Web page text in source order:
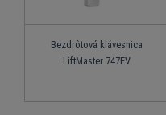
Bezdrôtová klávesnica
LiftMaster 747EV